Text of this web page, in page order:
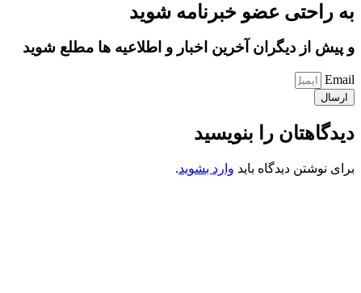
به راحتی عضو خبرنامه شوید
و پیش از دیگران آخرین اخبار و اطلاعیه ها مطلع شوید
Email
ارسال
دیدگاهتان را بنویسید
برای نوشتن دیدگاه باید وارد بشوید.